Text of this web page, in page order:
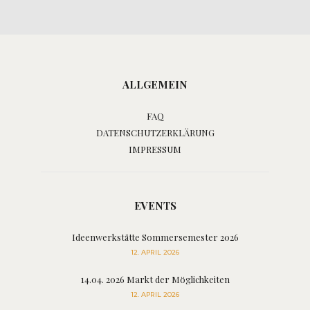
ALLGEMEIN
FAQ
DATENSCHUTZERKLÄRUNG
IMPRESSUM
EVENTS
Ideenwerkstätte Sommersemester 2026
12. APRIL 2026
14.04. 2026 Markt der Möglichkeiten
12. APRIL 2026